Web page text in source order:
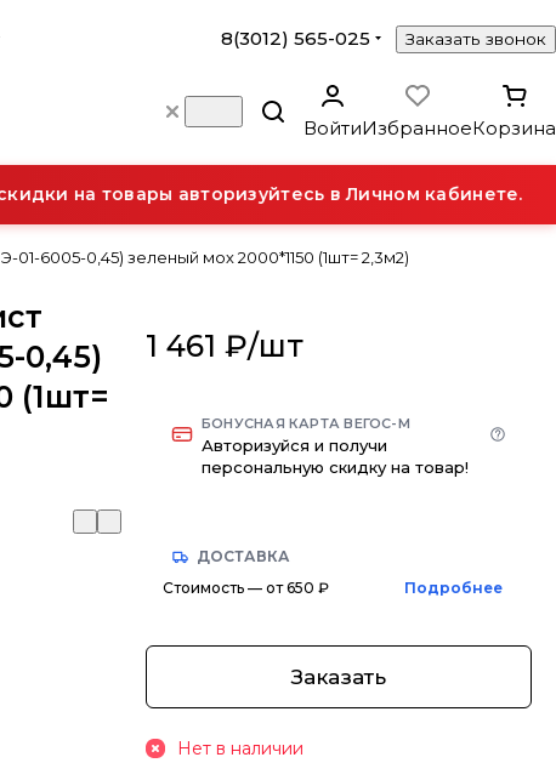
8(3012) 565-025 Заказать звонок
ВойтиИзбранноеКорзина
на товары авторизуйтесь в Личном кабинете.
6005-0,45) зеленый мох 2000*1150 (1шт= 2,3м2)
0,45)
(1шт=
1 461 ₽/шт
БОНУСНАЯ КАРТА ВЕГОС-М
Авторизуйся и получи
персональную скидку на товар!
ДОСТАВКА
Стоимость — от 650 ₽
Подробнее
Заказать
Нет в наличии